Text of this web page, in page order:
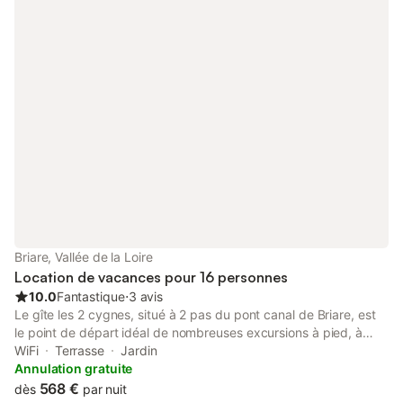
Briare, Vallée de la Loire
Location de vacances pour 16 personnes
10.0Fantastique⋅3 avis
Le gîte les 2 cygnes, situé à 2 pas du pont canal de Briare, est
le point de départ idéal de nombreuses excursions à pied, à
vélo et sur l'eau ! Un peu plus loin vous pourrez explorer
Sancerre, Pouilly Sur Loire, le château de Guedelon, Saint
Fargeau et bien d'autres trésors de la Vallée de la Loire. La ville
WiFi Terrasse
Jardin
Annulation gratuite
dès 568 € par nuit